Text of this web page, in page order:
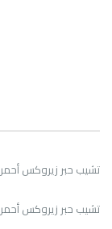
تشيب حبر زيروكس أحمر 71/72 جديد اصلي
تشيب حبر زيروكس أحمر 7120/7125/7220/7225 جديد أصلي